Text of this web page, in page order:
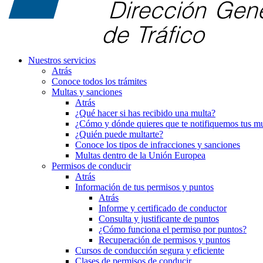
Nuestros servicios
Atrás
Conoce todos los trámites
Multas y sanciones
Atrás
¿Qué hacer si has recibido una multa?
¿Cómo y dónde quieres que te notifiquemos tus
¿Quién puede multarte?
Conoce los tipos de infracciones y sanciones
Multas dentro de la Unión Europea
Permisos de conducir
Atrás
Información de tus permisos y puntos
Atrás
Informe y certificado de conductor
Consulta y justificante de puntos
¿Cómo funciona el permiso por puntos?
Recuperación de permisos y puntos
Cursos de conducción segura y eficiente